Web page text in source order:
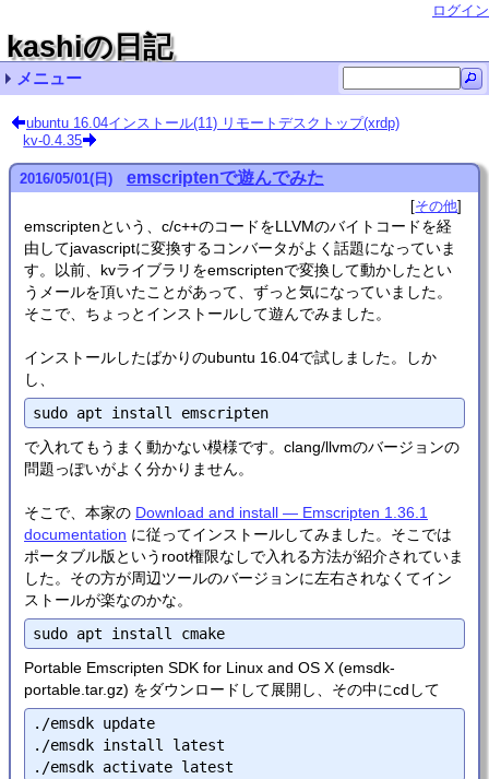
ログイン
kashiの日記
メニュー
最近の記事一覧
kv-0.4.62
kv-0.4.61
kv-0.4.60
kv-0.4.59
非正規化数の計算は遅い？
最近のコメント一覧
Ubuntu 24.04 インストール (リンク集) cupmen
Ubuntu LinuxでVMware Workstation pro/playerを
使うときの注意 qwaxgo
Ubuntu 20.04 インストール (8) Kuni
Ubuntu 20.04のBLAS (dgemm) をベンチマーク 名無
し
Ubuntu LinuxでVMware Workstation pro/playerを
使うときの注意 chmick
タグリスト
精度保証 (111)
ubuntu (73)
その他 (10)
自転車 (1)
ubuntu 16.04インストール(11) リモートデスクトップ(xrdp)
kv-0.4.35
2016/05/01(日) emscriptenで遊んでみた
その他
emscriptenという、c/c++のコードをLLVMのバイトコードを経
由してjavascriptに変換するコンバータがよく話題になっていま
す。以前、kvライブラリをemscriptenで変換して動かしたとい
うメールを頂いたことがあって、ずっと気になっていました。
そこで、ちょっとインストールして遊んでみました。
インストールしたばかりのubuntu 16.04で試しました。しか
し、
で入れてもうまく動かない模様です。clang/llvmのバージョンの
問題っぽいがよく分かりません。
そこで、本家の Download and install — Emscripten 1.36.1
documentation に従ってインストールしてみました。そこでは
ポータブル版というroot権限なしで入れる方法が紹介されていま
した。その方が周辺ツールのバージョンに左右されなくてイン
ストールが楽なのかな。
Portable Emscripten SDK for Linux and OS X (emsdk-
portable.tar.gz) をダウンロードして展開し、その中にcdして
./emsdk update
./emsdk install latest